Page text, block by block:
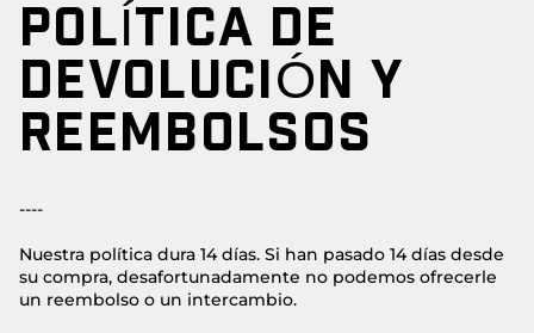
POLÍTICA DE
DEVOLUCIÓN Y
REEMBOLSOS
----
Nuestra política dura 14 días. Si han pasado 14 días desde
su compra, desafortunadamente no podemos ofrecerle
un reembolso o un intercambio.